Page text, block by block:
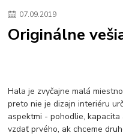
kuchynské drezy sety
kúpelňové batérie
vodovodné
Umývadlá
Rohové umývadlá
Zápustné umývadlá
sprchový
čierna kúpelňová batéria
vaňa
07.09.2019
Originálne
Hala je zvyčajne malá
preto nie je dizajn interiéru
aspektmi - pohodlie,
vzdať prvého, ak chceme